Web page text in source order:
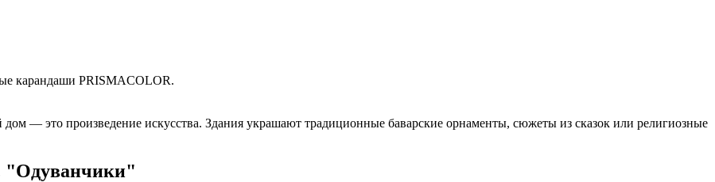
карандаши PRISMACOLOR.
— это произведение искусства. Здания украшают традиционные баварские орнаменты, сюжеты из сказок или религиозные
"Одуванчики"